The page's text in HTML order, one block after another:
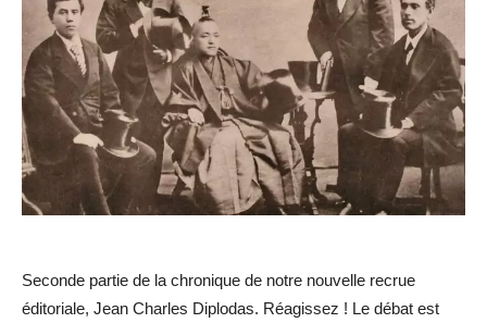
Seconde partie de la chronique de notre nouvelle recrue
éditoriale, Jean Charles Diplodas. Réagissez ! Le débat est